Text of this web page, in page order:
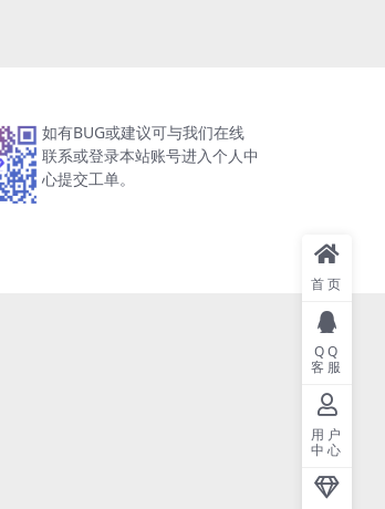
如有BUG或建议可与我们在线
联系或登录本站账号进入个人中
心提交工单。
首页
QQ
客服
用户
中心